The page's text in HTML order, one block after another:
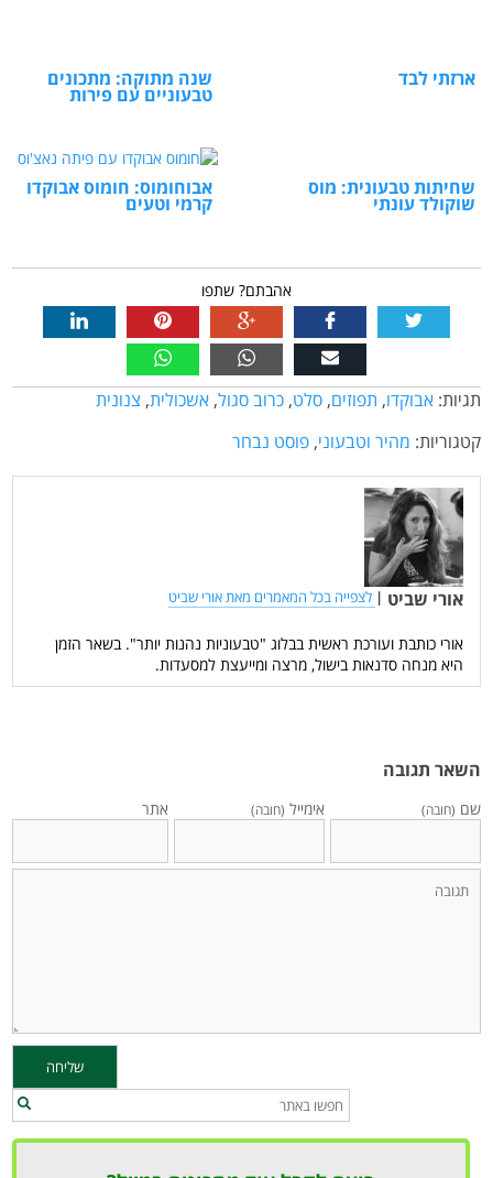
ארזתי לבד שנה מתוקה: מתכונים
טבעוניים עם פירות
שחיתות טבעונית: מוס
שוקולד עונתי
אבוחומוס: חומוס אבוקדו
קרמי וטעים
אהבתם? שתפו
תגיות: אבוקדו, תפוזים, סלט, כרוב סגול, אשכולית, צנונית
קטגוריות: מהיר וטבעוני, פוסט נבחר
אורי שביט | לצפייה בכל המאמרים מאת אורי שביט
אורי כותבת ועורכת ראשית בבלוג "טבעוניות נהנות יותר". בשאר הזמן
היא מנחה סדנאות בישול, מרצה ומייעצת למסעדות.
השאר תגובה
שם (חובה) אימייל (חובה) אתר